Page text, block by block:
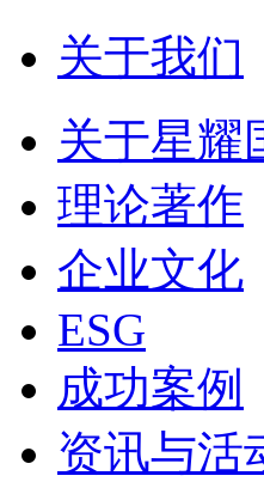
关于我们
关于星耀
理论著作
企业文化
ESG
成功案例
资讯与活